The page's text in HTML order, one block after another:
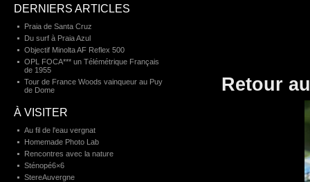
Retour
DERNIERS ARTICLES
Praia de Santa Cruz
Du surf à Praia Azul
Objectif Minolta AF Reflex 500
OPL FOCA*** un Télémétrique Français
de 1955
Tour de France Woods vainqueur au Puy
de Dome
À VISITER
Au fil de l'eau vergnat
Homemade Photo Lab
Rencontres avec la nature
Sténopé6×6
StereAuvergne